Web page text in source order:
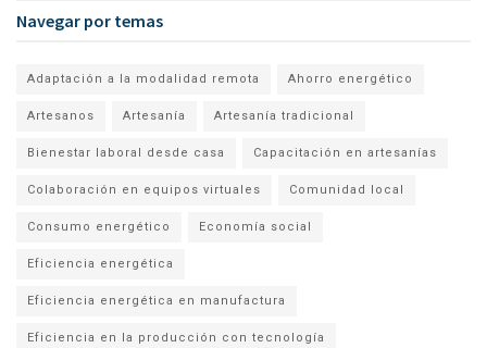
Navegar por temas
Adaptación a la modalidad remota Ahorro energético
Artesanos Artesanía Artesanía tradicional
Bienestar laboral desde casa Capacitación en artesanías
Colaboración en equipos virtuales Comunidad local
Consumo energético Economía social
Eficiencia energética
Eficiencia energética en manufactura
Eficiencia en la producción con tecnología